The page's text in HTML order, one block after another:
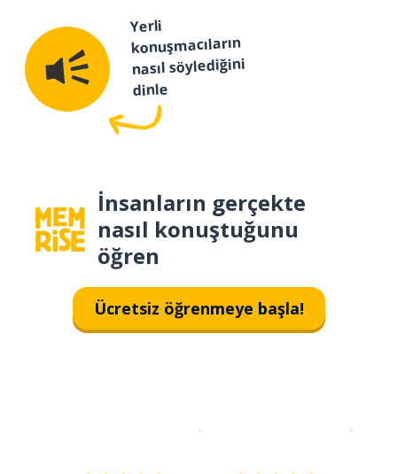
Yerli
konuşmacıların
nasıl söylediğini
dinle
İnsanların gerçekte
nasıl konuştuğunu
öğren
Ücretsiz öğrenmeye başla!